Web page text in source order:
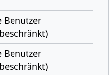
Benutzer
Benutzer